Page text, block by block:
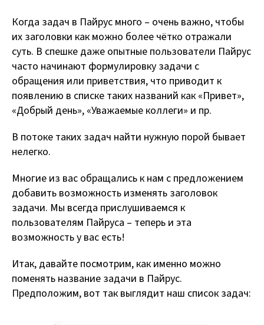
Когда задач в Пайрус много – очень важно, чтобы
их заголовки как можно более чётко отражали
суть. В спешке даже опытные пользователи Пайрус
часто начинают формулировку задачи с
обращения или приветствия, что приводит к
появлению в списке таких названий как «Привет»,
«Добрый день», «Уважаемые коллеги» и пр.
В потоке таких задач найти нужную порой бывает
нелегко.
Многие из вас обращались к нам с предложением
добавить возможность изменять заголовок
задачи. Мы всегда прислушиваемся к
пользователям Пайруса – теперь и эта
возможность у вас есть!
Итак, давайте посмотрим, как именно можно
поменять название задачи в Пайрус.
Предположим, вот так выглядит наш список задач: